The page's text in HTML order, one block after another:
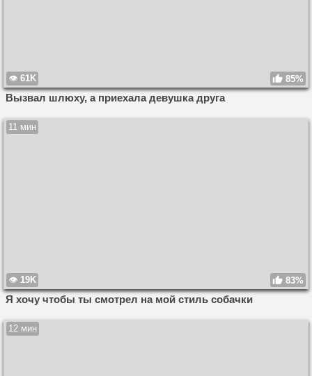
61K 85%
Вызвал шлюху, а приехала девушка друга
11 мин
19K 83%
Я хочу чтобы ты смотрел на мой стиль собачки
12 мин